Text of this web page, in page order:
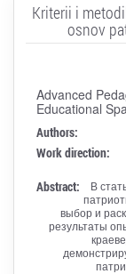
Kriterii i
osnov
Advanced
Educational
Authors:
Work direction:
Abstract:
В
выбор и
результаты